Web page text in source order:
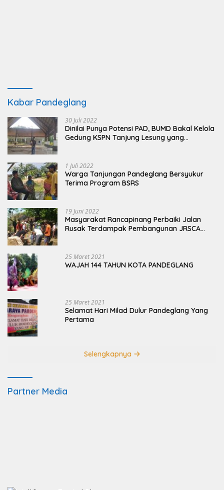
Kabar Pandeglang
30 Juli 2022
Dinilai Punya Potensi PAD, BUMD Bakal Kelola
Gedung KSPN Tanjung Lesung yang
1 Juli 2022
Warga Tanjungan Pandeglang Bersyukur
Terima Program BSRS
19 Juni 2022
Masyarakat Rancapinang Perbaiki Jalan
Rusak Terdampak Pembangunan JRSCA
25 Maret 2021
WAJAH 144 TAHUN KOTA PANDEGLANG
25 Maret 2021
Selamat Hari Milad Dulur Pandeglang Yang
Pertama
Selengkapnya
Partner Media